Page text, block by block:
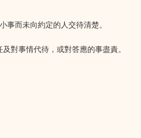
而未向約定的人交待清楚。
對事情代待，或對答應的事盡責。